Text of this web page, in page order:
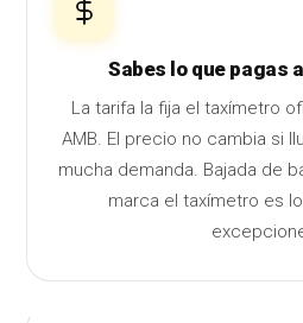
Sabes lo que pagas
La tarifa la fija el taxímetro
AMB. El precio no cambia si
mucha demanda. Bajada de
marca el taxímetro es